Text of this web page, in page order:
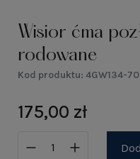
Wisior ćma
rodowane
Kod produktu: 4GW134-70
175,00 zł